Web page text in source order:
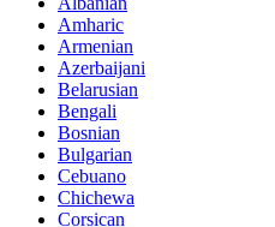
Amharic
Armenian
Azerbaijani
Belarusian
Bengali
Bosnian
Bulgarian
Cebuano
Chichewa
Corsican